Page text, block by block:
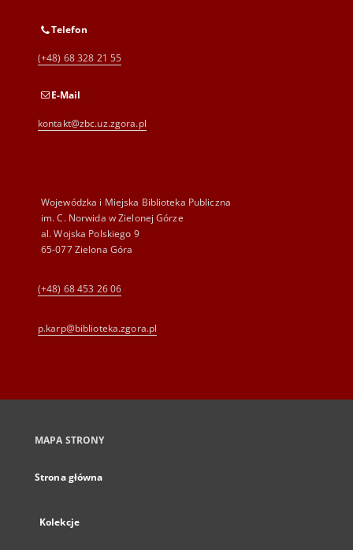
Telefon
(+48) 68 328 21 55
E-Mail
kontakt@zbc.uz.zgora.pl
Wojewódzka i Miejska Biblioteka Publiczna
im. C. Norwida w Zielonej Górze
al. Wojska Polskiego 9
65-077 Zielona Góra
(+48) 68 453 26 06
p.karp@biblioteka.zgora.pl
MAPA STRONY
Strona główna
Kolekcje